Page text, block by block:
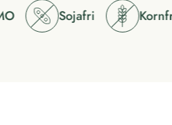
Sojafri Kornfri